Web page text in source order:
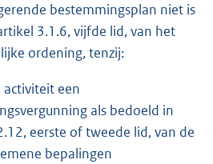
bestemmingsplan niet is
3.1.6, vijfde lid, van het
ordening, tenzij:
activiteit een
als bedoeld in
eerste of tweede lid, van de
bepalingen